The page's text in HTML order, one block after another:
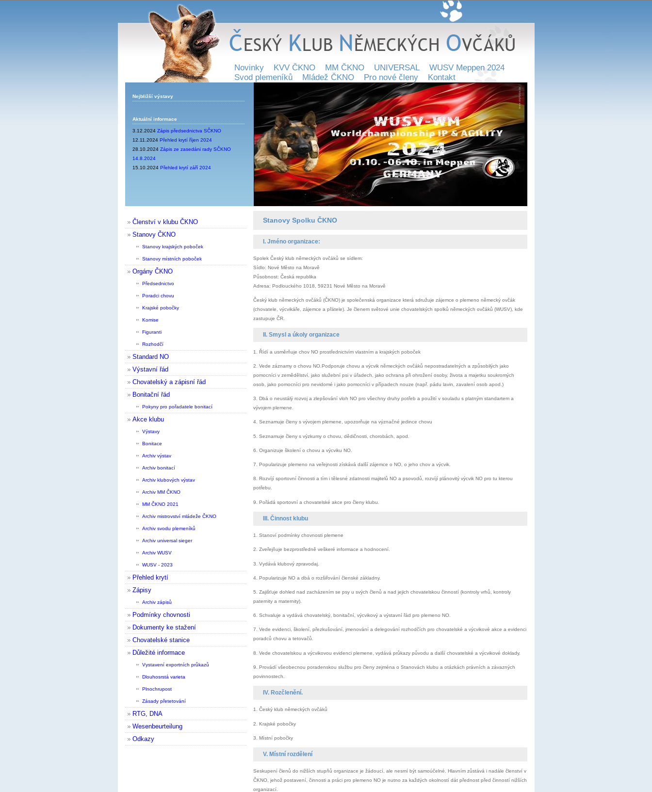
Novinky KVV ČKNO MM ČKNO UNIVERSAL
WUSV Meppen 2024
Svod plemeníků
Mládež ČKNO Pro nové členy Kontakt
Nejbližší výstavy
Aktuální informace
3.12.2024 Zápis předsednictva SČKNO
12.11.2024 Přehled krytí říjen 2024
28.10.2024 Zápis ze zasedáni rady SČKNO
14.8.2024
15.10.2024 Přehled krytí září 2024
Členství v klubu ČKNO
Stanovy ČKNO
Stanovy krajských poboček
Stanovy místních poboček
Orgány ČKNO
Předsednictvo
Poradci chovu
Krajské pobočky
Komise
Figuranti
Rozhodčí
Standard NO
Výstavní řád
Chovatelský a zápisní řád
Bonitační řád
Pokyny pro pořadatele bonitací
Akce klubu
Výstavy
Bonitace
Archiv výstav
Archiv bonitací
Archiv klubových výstav
Archiv MM ČKNO
MM ČKNO 2021
Archiv mistrovství mládeže ČKNO
Archiv svodu plemeníků
Archiv universal sieger
Archiv WUSV
WUSV - 2023
Přehled krytí
Zápisy
Archiv zápisů
Podmínky chovnosti
Dokumenty ke stažení
Chovatelské stanice
Důležité informace
Vystavení exportních průkazů
Dlouhosrstá varieta
Plnochrupost
Zásady přetetování
RTG, DNA
Wesenbeurteilung
Odkazy
Stanovy Spolku ČKNO
I. Jméno organizace:
Spolek Český klub německých ovčáků se sídlem:
Sídlo: Nové Město na Moravě
Působnost: Česká republika
Adresa: Podlouckého 1018, 59231 Nové Město na Moravě
Český klub německých ovčáků (ČKNO) je společenská organizace která sdružuje zájemce o plemeno německý ovčák
(chovatele, výcvikáře, zájemce a přátele). Je členem světové unie chovatelských spolků německých ovčáků (WUSV), kde
zastupuje ČR.
II. Smysl a úkoly organizace
1. Řídí a usměrňuje chov NO prostřednictvím vlastním a krajských poboček
2. Vede záznamy o chovu NO.Podporuje chovu a výcvik německých ovčáků nepostradatelných a způsobilých jako
pomocníci v zemědělství, jako služební psi v úřadech, jako ochrana při ohrožení osoby, života a majetku soukromých
osob, jako pomocníci pro nevidomé i jako pomocníci v případech nouze (např. pádu lavin, zavalení osob apod.)
3. Dbá o neustálý rozvoj a zlepšování vloh NO pro všechny druhy potřeb a použití v souladu s platným standartem a
vývojem plemene.
4. Seznamuje členy s vývojem plemene, upozorňuje na význačné jedince chovu
5. Seznamuje členy s výzkumy o chovu, dědičnosti, chorobách, apod.
6. Organizuje školení o chovu a výcviku NO.
7. Popularizuje plemeno na veřejnosti získává další zájemce o NO, o jeho chov a výcvik.
8. Rozvíjí sportovní činnosti a tím i tělesné zdatnosti majitelů NO a psovodů, rozvíjí plánovitý výcvik NO pro tu kterou
potřebu.
9. Pořádá sportovní a chovatelské akce pro členy klubu.
III. Činnost klubu
1. Stanoví podmínky chovnosti plemene
2. Zveřejňuje bezprostředně veškeré informace a hodnocení.
3. Vydává klubový zpravodaj.
4. Popularizuje NO a dbá o rozšiřování členské základny.
5. Zajišťuje dohled nad zacházením se psy u svých členů a nad jejich chovatelskou činností (kontroly vrhů, kontroly
paternity a maternity).
6. Schvaluje a vydává chovatelský, bonitační, výcvikový a výstavní řád pro plemeno NO.
7. Vede evidenci, školení, přezkušování, jmenování a delegování rozhodčích pro chovatelské a výcvikové akce a evidenci
poradců chovu a tetovačů.
8. Vede chovatelskou a výcvikovou evidenci plemene, vydává průkazy původu a další chovatelské a výcvikové doklady.
9. Provádí všeobecnou poradenskou službu pro členy zejména o Stanovách klubu a otázkách právních a závazných
povinnostech.
IV. Rozčlenění.
1. Český klub německých ovčáků
2. Krajské pobočky
3. Místní pobočky
V. Místní rozdělení
Seskupení členů do nižších stupňů organizace je žádoucí, ale nesmí být samoúčelné. Hlavním zůstává i nadále členství v
ČKNO, jehož postavení, činnosti a práci pro plemeno NO je nutno za každých okolností dát přednost před činností nižších
organizací.